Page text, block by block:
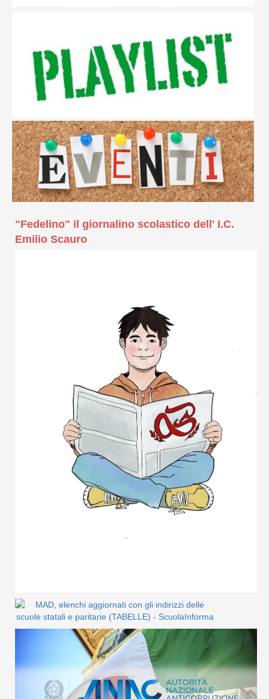
"Fedelino" il giornalino scolastico dell' I.C.
Emilio Scauro